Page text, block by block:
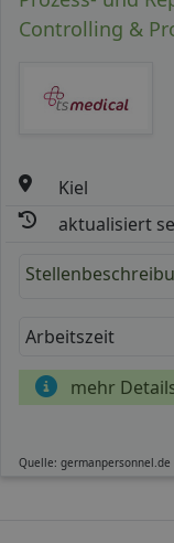
Controlling &
Kiel
aktualisiert
Arbeitszeit
mehr
Quelle: germanpersonnel.de